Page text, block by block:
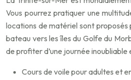
Vous pourrez pratiquer une
locations de matériel sont
bateau vers les îles du Golfe du
de profiter d’une journée inoubliable
Cours de voile pour adultes et